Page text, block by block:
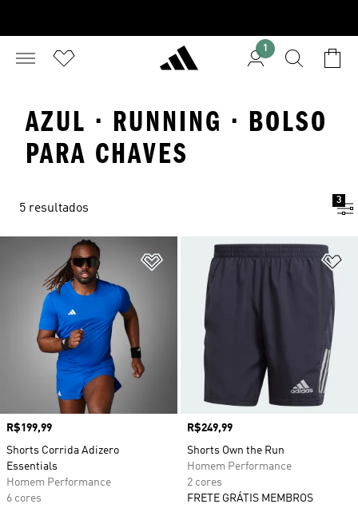
1
AZUL · RUNNING · BOLSO
PARA CHAVES
5 resultados
3
Adicionar à Lista de Desejos
Preço
R$199,99
Shorts Corrida Adizero
Essentials
Homem Performance
6 cores
Preço
R$249,99
Shorts Own the Run
Homem Performance
2 cores
FRETE GRÁTIS MEMBROS